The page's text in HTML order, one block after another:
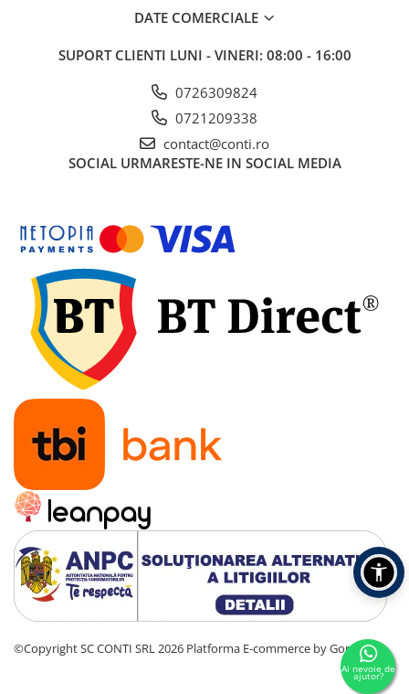
Freze diamantate
Masini de sapat santuri (Trenchere)
Foreze pentru subtraversari
Accesorii pentru santier
Arzatoare izolatii cu gaz
Scule si unelte
Scule electrice
Amestecatoare
Ciocane demolatoare
Ciocane rotopercutoare
Fierastraie electrice
Masini de frezat
Masini de gaurit si insurubat
Masini de insurubat cu impact
Masini de legat fier-beton
Pistoale de vopsit
Polizoare
Rindele electrice
Slefuitoare
Suflante cu aer cald
Strunguri
Scule de mana
DATE COMERCIALE
SUPORT CLIENTI LUNI - VINERI: 08:00 - 16:00
0726309824
0721209338
contact@conti.ro
SOCIAL URMARESTE-NE IN SOCIAL MEDIA
©Copyright SC CONTI SRL 2026 Platforma E-commerce by Gomag
Ai nevoie de
ajutor?